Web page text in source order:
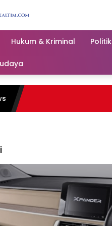
Hukum & Kriminal Politik